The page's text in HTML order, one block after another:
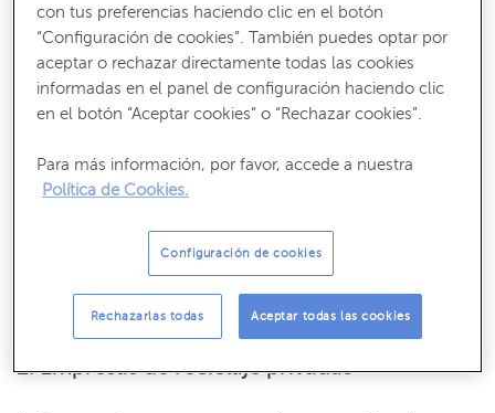
1. Fabricantes que fomentan el reciclaje
Los principales fabricantes de aparatos electrónicos son
conscientes de la dejadez de los usuarios a la hora de
deshacerse de viejos ordenadores o móviles.
Es por esto que grandes marcas como HP, Apple, Dell o
de desechos electrónicos. De hecho, a la hora
de comprar un nuevo dispositivo, algunos de ellos
dispositivo que variará en función del modelo y su estado.
2. Empresas de reciclaje privadas
con tus preferencias haciendo clic en el botón
“Configuración de cookies”. También puedes optar por
aceptar o rechazar directamente todas las cookies
informadas en el panel de configuración haciendo clic
en el botón “Aceptar cookies” o “Rechazar cookies”.
Para más información, por favor, accede a nuestra
Política de Cookies.
Configuración de cookies
Rechazarlas todas Aceptar todas las cookies